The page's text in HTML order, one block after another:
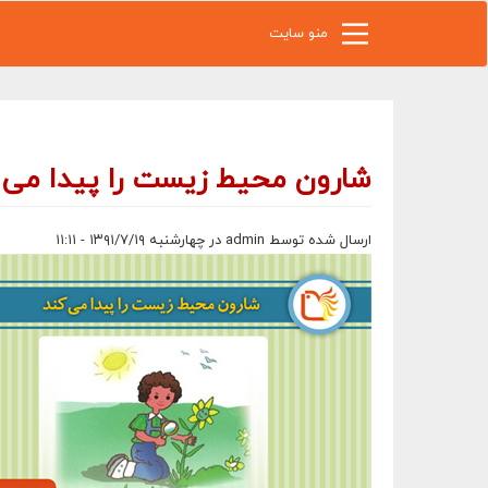
منو سایت
شارون محیط زیست را پیدا
ارسال شده توسط admin در چهارشنبه ۱۳۹۱/۷/۱۹ - ۱۱:۱۱